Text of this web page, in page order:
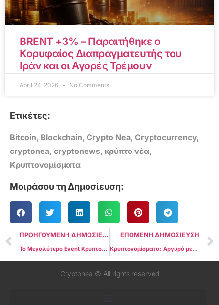
BRENT +3% – Παραιτήθηκε ο
Κορυφαίος Διαπραγματευτής του
Ιράν και οι Αγορές Τρέμουν
April 24, 2026 No Comments
Ετικέτες:
Bitcoin, Blockchain, Crypto Nea, Cryptocurrency,
cryptonea, cryptonews, κρύπτο νέα,
Κρυπτονομίσματα
Μοιράσου τη Δημοσίευση:
ΠΡΟΗΓΟΥΜΕΝΗ ΔΗΜΟΣΙΕΥΣΗ
Το Μεγαλύτερο Event Κρυπτονομισμάτων Στην Ελλάδα – Μοναδική Ευκαιρία!
ΕΠΟΜΕΝΗ ΔΗΜΟΣΙΕΥΣΗ
Κρυπτονομίσματα: Αργυρό μετάλλιο στους Έλληνες για επενδύσεις σε ψηφιακά νομίσματα
Cryptonea © All rights reserved